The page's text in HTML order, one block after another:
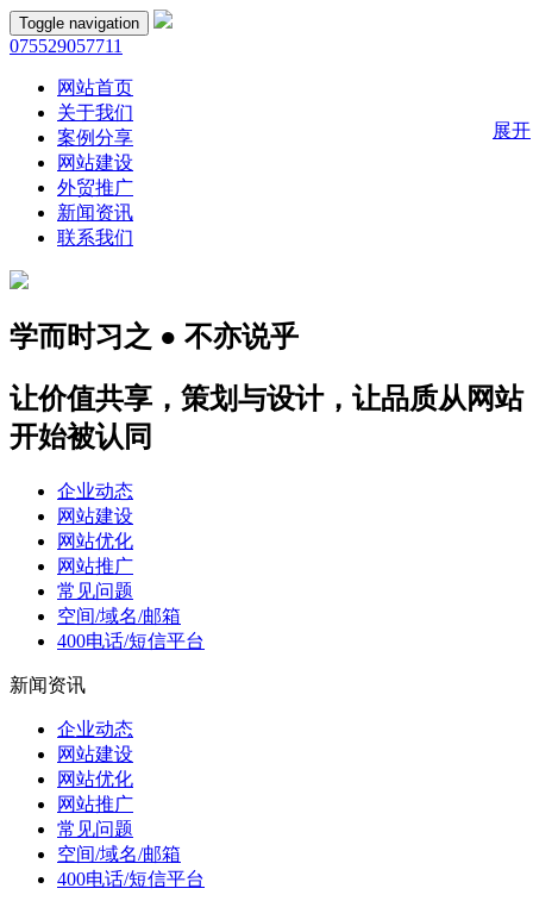
Toggle navigation
075529057711
网站首页
关于我们
案例分享
网站建设
外贸推广
新闻资讯
联系我们
学而时习之 ● 不亦说乎
让价值共享，策划与设计，让品质从网站
开始被认同
企业动态
网站建设
网站优化
网站推广
常见问题
空间/域名/邮箱
400电话/短信平台
新闻资讯
企业动态
网站建设
网站优化
网站推广
常见问题
空间/域名/邮箱
400电话/短信平台
展开